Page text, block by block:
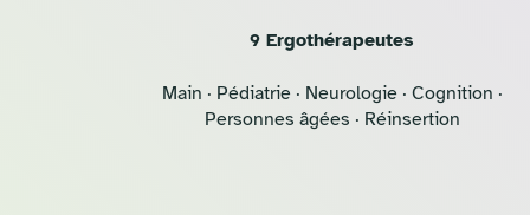
9 Ergothérapeutes
Main · Pédiatrie · Neurologie · Cognition ·
Personnes âgées · Réinsertion